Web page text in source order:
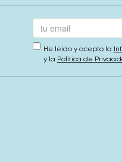
He leído y acepto la
y la Política de